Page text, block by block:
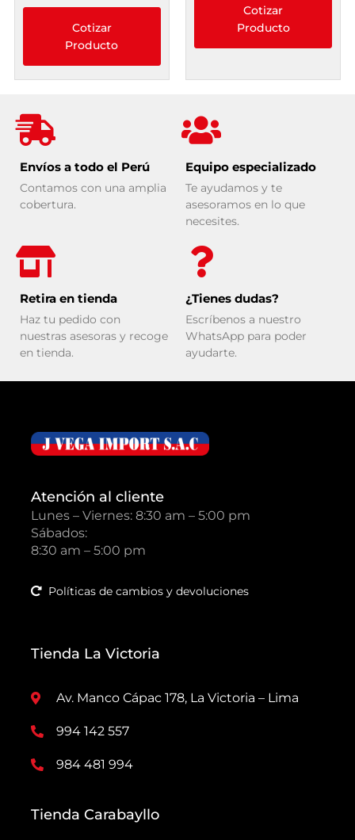
Cotizar
Producto
Cotizar
Producto
Envíos a todo el Perú
Contamos con una amplia
cobertura.
Equipo especializado
Te ayudamos y te
asesoramos en lo que
necesites.
Retira en tienda
Haz tu pedido con
nuestras asesoras y recoge
en tienda.
¿Tienes dudas?
Escríbenos a nuestro
WhatsApp para poder
ayudarte.
Atención al cliente
Lunes – Viernes: 8:30 am – 5:00 pm
Sábados:
8:30 am – 5:00 pm
Políticas de cambios y devoluciones
Tienda La Victoria
Av. Manco Cápac 178, La Victoria – Lima
994 142 557
984 481 994
Tienda Carabayllo